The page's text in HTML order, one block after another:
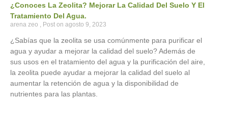
¿Conoces La Zeolita? Mejorar La Calidad Del Suelo Y El
Tratamiento Del Agua.
arena zeo agosto 9, 2023
¿Sabías que la zeolita se usa comúnmente para purificar el
agua y ayudar a mejorar la calidad del suelo? Además de
sus usos en el tratamiento del agua y la purificación del aire,
la zeolita puede ayudar a mejorar la calidad del suelo al
aumentar la retención de agua y la disponibilidad de
nutrientes para las plantas.